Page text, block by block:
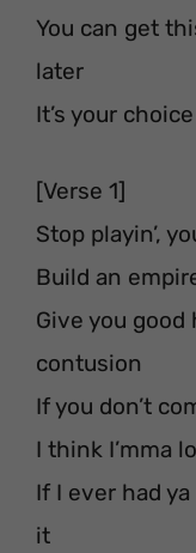
You can get
later
It’s your choice
[Verse 1]
Stop playin’,
Build an
Give you good
contusion
If you don’t
I think I’mma
If I ever had
it